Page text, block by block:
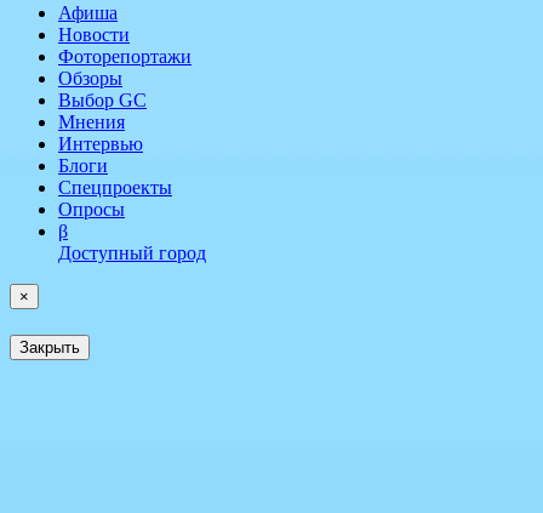
Афиша
Новости
Фоторепортажи
Обзоры
Выбор GC
Мнения
Интервью
Блоги
Спецпроекты
Опросы
β
Доступный город
×
Закрыть